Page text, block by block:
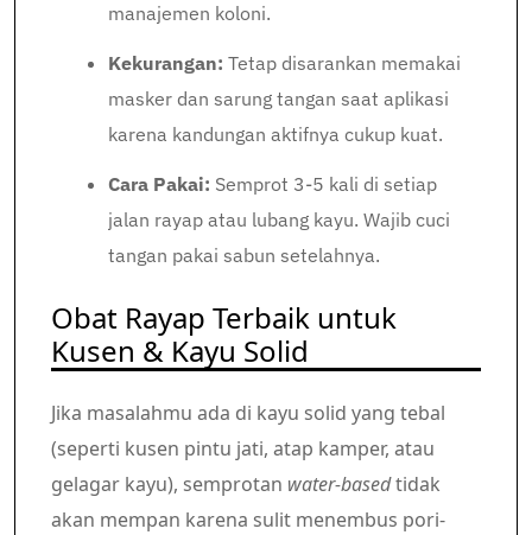
manajemen koloni.
Kekurangan: Tetap disarankan memakai
masker dan sarung tangan saat aplikasi
karena kandungan aktifnya cukup kuat.
Cara Pakai: Semprot 3-5 kali di setiap
jalan rayap atau lubang kayu. Wajib cuci
tangan pakai sabun setelahnya.
Obat Rayap Terbaik untuk
Kusen & Kayu Solid
Jika masalahmu ada di kayu solid yang tebal
(seperti kusen pintu jati, atap kamper, atau
gelagar kayu), semprotan water-basedtidak
akan mempan karena sulit menembus pori-